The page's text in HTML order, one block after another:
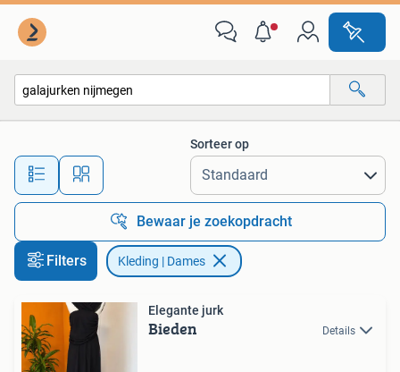
Alle afstanden…
Sorteer op
Bewaar je zoekopdracht
Filters Kleding | Dames
Elegante jurk
Bieden Details